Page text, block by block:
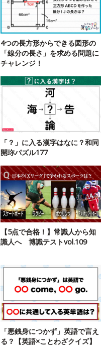
4つの長方形からできる図形の
「線分の長さ」を求める問題に
チャレンジ！
「？」に入る漢字はなに？和同
開珎パズル177
【5点で合格！】常識人から知
識人へ 博識テストvol.109
「悪銭身につかず」英語で言え
る？【英語×ことわざクイズ】